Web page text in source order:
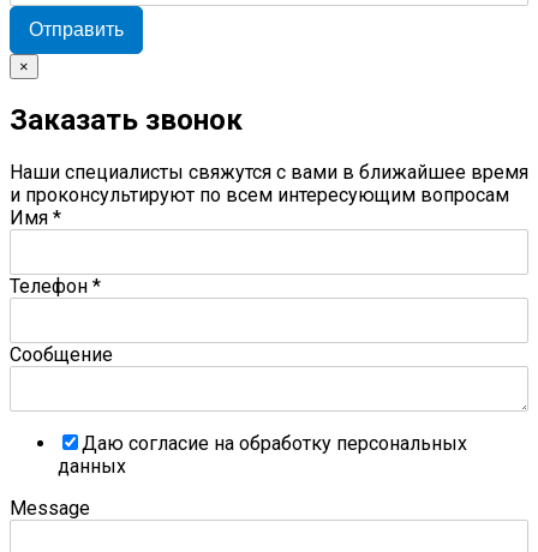
Отправить
×
Заказать звонок
Наши специалисты свяжутся с вами в ближайшее время
и проконсультируют по всем интересующим вопросам
Имя *
Телефон *
Сообщение
Даю согласие на обработку персональных
данных
Message